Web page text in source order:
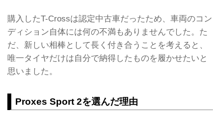
購入したT-Crossは認定中古車だったため、車両のコン
ディション自体には何の不満もありませんでした。た
だ、新しい相棒として長く付き合うことを考えると、
唯一タイヤだけは自分で納得したものを履かせたいと
思いました。
Proxes Sport 2を選んだ理由